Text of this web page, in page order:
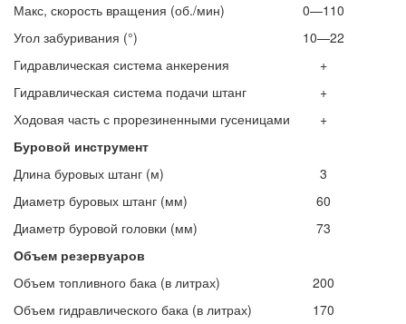
Макс, скорость вращения (об./мин)
0—110
Угол забуривания (°)
10—22
Гидравлическая система анкерения
+
Гидравлическая система подачи штанг
+
Ходовая часть с прорезиненными гусеницами
+
Буровой инструмент
Длина буровых штанг (м)
3
Диаметр буровых штанг (мм)
60
Диаметр буровой головки (мм)
73
Объем резервуаров
Объем топливного бака (в литрах)
200
Объем гидравлического бака (в литрах)
170